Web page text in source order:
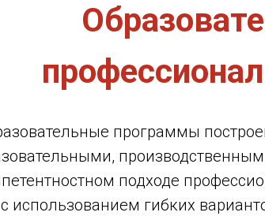
программы
подходе
с использованием гибких